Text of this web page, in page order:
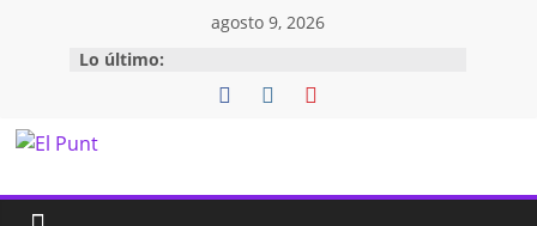
agosto 9, 2026
Lo último: